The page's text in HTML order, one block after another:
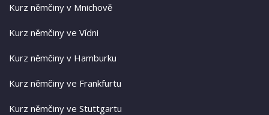
Kurz němčiny v Mnichově
Kurz němčiny ve Vídni
Kurz němčiny v Hamburku
Kurz němčiny ve Frankfurtu
Kurz němčiny ve Stuttgartu